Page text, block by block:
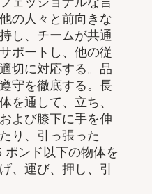
の人々と前向きな
し、チームが共通
ポートし、他の従
切に対応する。品
守を徹底する。長
を通して、立ち、
よび膝下に手を伸
り、引っ張った
ポンド以下の物体を
、運び、押し、引